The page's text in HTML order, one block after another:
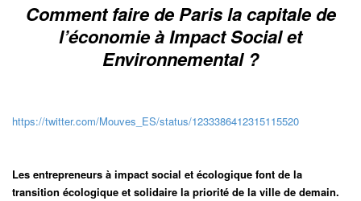
Comment faire de Paris la capitale de
l’économie à Impact Social et
Environnemental ?
https://twitter.com/Mouves_ES/status/1233386412315115520
Les entrepreneurs à impact social et écologique font de la
transition écologique et solidaire la priorité de la ville de demain.